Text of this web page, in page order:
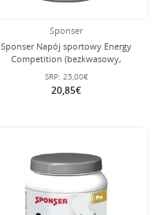
Sponser
Sponser Napój sportowy Energy
Competition (bezkwasowy,
hipotonowy) Malina 1000g puszka
SRP: 25,00€
20,85€